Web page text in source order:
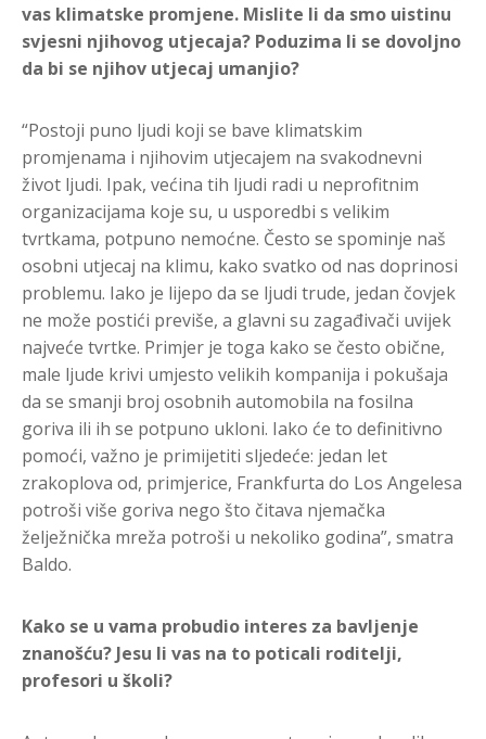
vas klimatske promjene. Mislite li da smo uistinu
svjesni njihovog utjecaja? Poduzima li se dovoljno
da bi se njihov utjecaj umanjio?
“Postoji puno ljudi koji se bave klimatskim
promjenama i njihovim utjecajem na svakodnevni
život ljudi. Ipak, većina tih ljudi radi u neprofitnim
organizacijama koje su, u usporedbi s velikim
tvrtkama, potpuno nemoćne. Često se spominje naš
osobni utjecaj na klimu, kako svatko od nas doprinosi
problemu. Iako je lijepo da se ljudi trude, jedan čovjek
ne može postići previše, a glavni su zagađivači uvijek
najveće tvrtke. Primjer je toga kako se često obične,
male ljude krivi umjesto velikih kompanija i pokušaja
da se smanji broj osobnih automobila na fosilna
goriva ili ih se potpuno ukloni. Iako će to definitivno
pomoći, važno je primijetiti sljedeće: jedan let
zrakoplova od, primjerice, Frankfurta do Los Angelesa
potroši više goriva nego što čitava njemačka
želježnička mreža potroši u nekoliko godina”, smatra
Baldo.
Kako se u vama probudio interes za bavljenje
znanošću? Jesu li vas na to poticali roditelji,
profesori u školi?